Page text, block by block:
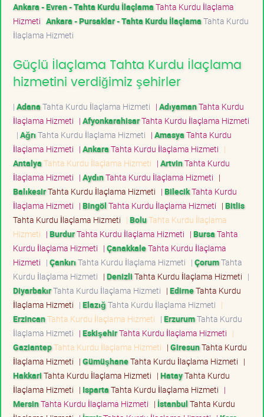
Ankara - Evren - Tahta Kurdu İlaçlamaTahta Kurdu İlaçlama
Hizmeti Ankara - Pursaklar - Tahta Kurdu İlaçlamaTahta Kurdu
İlaçlama Hizmeti
Güçlü İlaçlama Tahta Kurdu İlaçlama
hizmetini verdiğimiz şehirler
| AdanaTahta Kurdu İlaçlama Hizmeti | AdıyamanTahta Kurdu
İlaçlama Hizmeti | AfyonkarahisarTahta Kurdu İlaçlama Hizmeti
| AğrıTahta Kurdu İlaçlama Hizmeti | AmasyaTahta Kurdu
İlaçlama Hizmeti | AnkaraTahta Kurdu İlaçlama Hizmeti |
AntalyaTahta Kurdu İlaçlama Hizmeti | ArtvinTahta Kurdu
İlaçlama Hizmeti | AydınTahta Kurdu İlaçlama Hizmeti |
BalıkesirTahta Kurdu İlaçlama Hizmeti | BilecikTahta Kurdu
İlaçlama Hizmeti | BingölTahta Kurdu İlaçlama Hizmeti | Bitlis
Tahta Kurdu İlaçlama Hizmeti | BoluTahta Kurdu İlaçlama
Hizmeti | BurdurTahta Kurdu İlaçlama Hizmeti | BursaTahta
Kurdu İlaçlama Hizmeti | ÇanakkaleTahta Kurdu İlaçlama
Hizmeti | ÇankırıTahta Kurdu İlaçlama Hizmeti | ÇorumTahta
Kurdu İlaçlama Hizmeti | DenizliTahta Kurdu İlaçlama Hizmeti |
DiyarbakırTahta Kurdu İlaçlama Hizmeti | EdirneTahta Kurdu
İlaçlama Hizmeti | ElazığTahta Kurdu İlaçlama Hizmeti |
ErzincanTahta Kurdu İlaçlama Hizmeti | ErzurumTahta Kurdu
İlaçlama Hizmeti | EskişehirTahta Kurdu İlaçlama Hizmeti |
GaziantepTahta Kurdu İlaçlama Hizmeti | GiresunTahta Kurdu
İlaçlama Hizmeti | GümüşhaneTahta Kurdu İlaçlama Hizmeti |
HakkariTahta Kurdu İlaçlama Hizmeti | HatayTahta Kurdu
İlaçlama Hizmeti | IspartaTahta Kurdu İlaçlama Hizmeti |
MersinTahta Kurdu İlaçlama Hizmeti | İstanbulTahta Kurdu